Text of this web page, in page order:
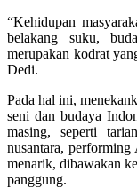
“Kehidupan
belakang suku,
merupakan kodrat
Dedi.
Pada hal ini,
seni dan budaya
masing, seperti
nusantara,
menarik, dibawakan
panggung.